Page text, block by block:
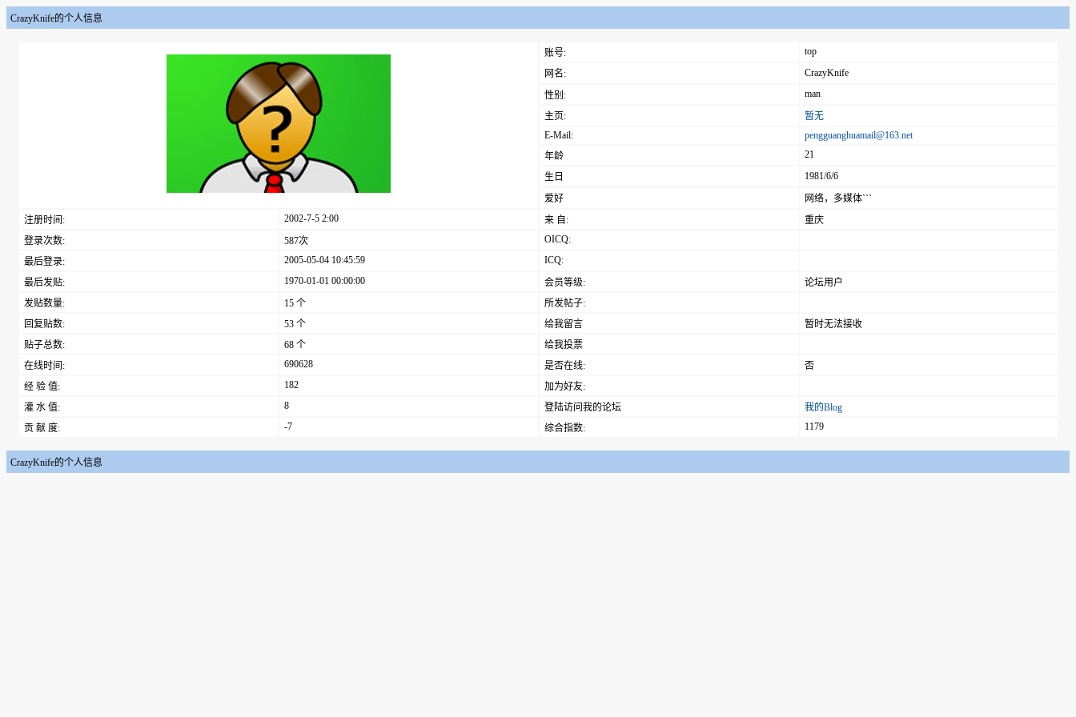
CrazyKnife的个人信息
账号:
top
网名:
CrazyKnife
性别:
man
主页:
暂无
E-Mail:
pengguanghuamail@163.net
年龄
21
生日
1981/6/6
爱好
网络，多媒体```
注册时间:
2002-7-5 2:00 来 自:
重庆
登录次数:
587次
OICQ:
最后登录:
2005-05-04 10:45:59
ICQ:
最后发贴:
1970-01-01 00:00:00 会员等级:
论坛用户
发贴数量:
15 个
所发帖子:
回复贴数:
53 个 给我留言
暂时无法接收
贴子总数:
68 个
给我投票
在线时间:
690628 是否在线:
否
经 验 值:
182
加为好友:
灌 水 值:
8 登陆访问我的论坛
我的Blog
贡 献 度:
-7 综合指数: 1179
CrazyKnife的个人信息